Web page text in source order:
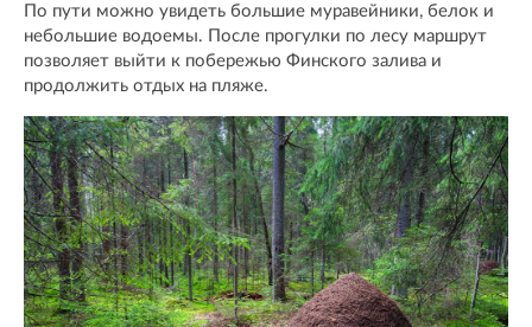
По пути можно увидеть большие муравейники, белок и
небольшие водоемы. После прогулки по лесу маршрут
позволяет выйти к побережью Финского залива и
продолжить отдых на пляже.